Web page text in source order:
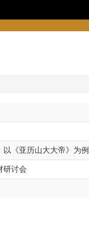
《亚历山大大帝》为例
研讨会